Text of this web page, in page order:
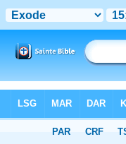
Chapitre 15> Verset 12